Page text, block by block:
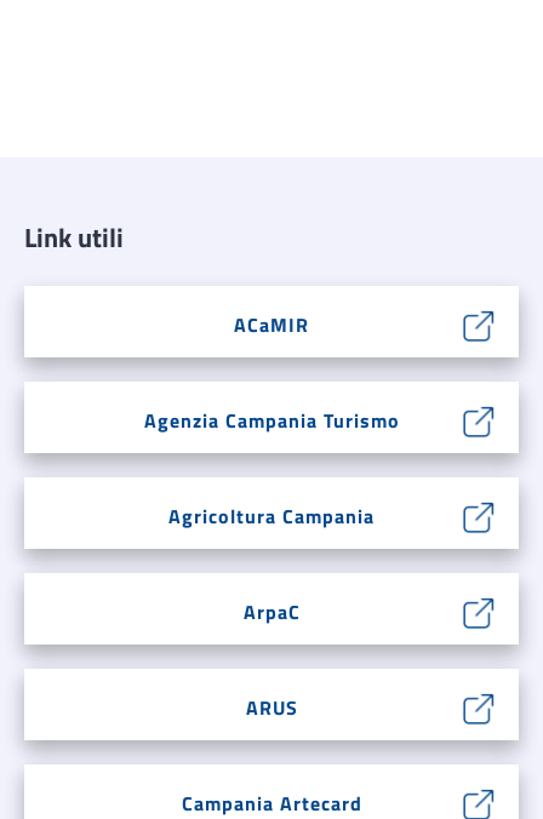
Link utili
ACaMIR
Agenzia Campania Turismo
Agricoltura Campania
ArpaC
ARUS
Campania Artecard